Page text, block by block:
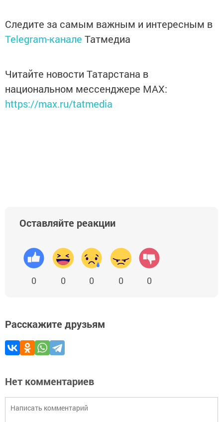
Следите за самым важным и интересным в
Telegram-канале Татмедиа
Читайте новости Татарстана в
национальном мессенджере MАХ:
https://max.ru/tatmedia
Оставляйте реакции
0 0 0 0 0
Расскажите друзьям
Нет комментариев